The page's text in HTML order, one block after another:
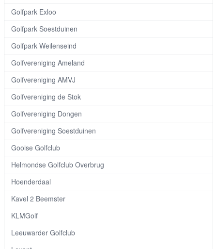
Golfpark Exloo
Golfpark Soestduinen
Golfpark Weilenseind
Golfvereniging Ameland
Golfvereniging AMVJ
Golfvereniging de Stok
Golfvereniging Dongen
Golfvereniging Soestduinen
Gooise Golfclub
Helmondse Golfclub Overbrug
Hoenderdaal
Kavel 2 Beemster
KLMGolf
Leeuwarder Golfclub